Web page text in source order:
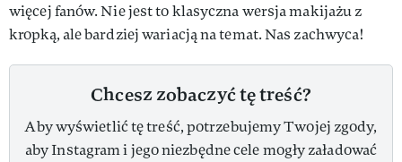
więcej fanów. Nie jest to klasyczna wersja makijażu z
kropką, ale bardziej wariacją na temat. Nas zachwyca!
Chcesz zobaczyć tę treść?
Aby wyświetlić tę treść, potrzebujemy Twojej zgody,
aby Instagram i jego niezbędne cele mogły załadować